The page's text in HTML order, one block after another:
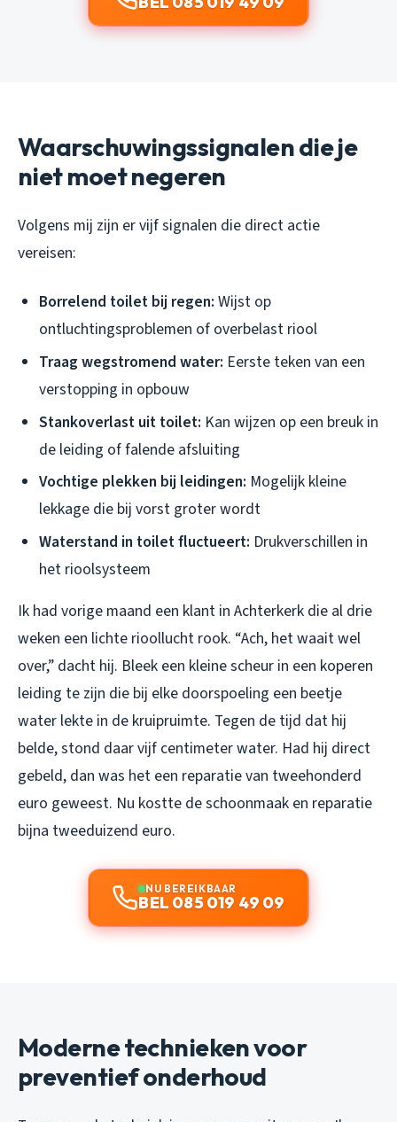
Waarschuwingssignalen die je
niet moet negeren
Volgens mij zijn er vijf signalen die direct actie
vereisen:
Borrelend toilet bij regen: Wijst op
ontluchtingsproblemen of overbelast riool
Traag wegstromend water: Eerste teken van een
verstopping in opbouw
Stankoverlast uit toilet: Kan wijzen op een breuk in
de leiding of falende afsluiting
Vochtige plekken bij leidingen: Mogelijk kleine
lekkage die bij vorst groter wordt
Waterstand in toilet fluctueert: Drukverschillen in
het rioolsysteem
Ik had vorige maand een klant in Achterkerk die al drie
weken een lichte rioollucht rook. “Ach, het waait wel
over,” dacht hij. Bleek een kleine scheur in een koperen
leiding te zijn die bij elke doorspoeling een beetje
water lekte in de kruipruimte. Tegen de tijd dat hij
belde, stond daar vijf centimeter water. Had hij direct
gebeld, dan was het een reparatie van tweehonderd
euro geweest. Nu kostte de schoonmaak en reparatie
bijna tweeduizend euro.
NU BEREIKBAAR
BEL 085 019 49 09
Moderne technieken voor
preventief onderhoud